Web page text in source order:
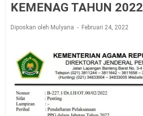
KEMENAG TAHUN 2022
Diposkan oleh Mulyana Februari 24, 2022